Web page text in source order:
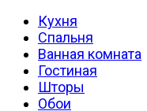
Кухня
Спальня
Ванная комната
Гостиная
Шторы
Обои